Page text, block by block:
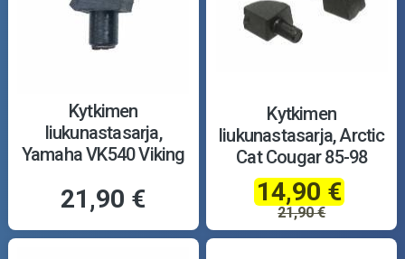
Kytkimen
liukunastasarja,
Yamaha VK540 Viking
21,90 €
Kytkimen
liukunastasarja, Arctic
Cat Cougar 85-98
14,90 €
21,90 €